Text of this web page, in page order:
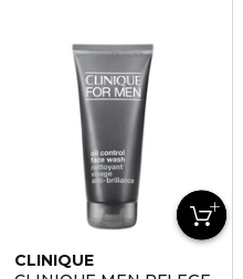
CLINIQUE